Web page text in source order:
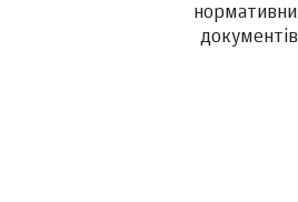
документів